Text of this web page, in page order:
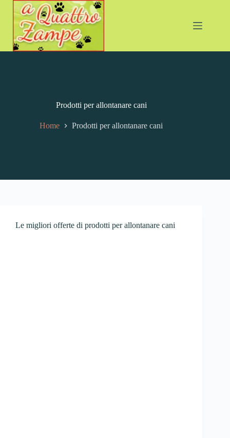
Prodotti per allontanare cani
Home Prodotti per allontanare cani
Le migliori offerte di prodotti per allontanare cani